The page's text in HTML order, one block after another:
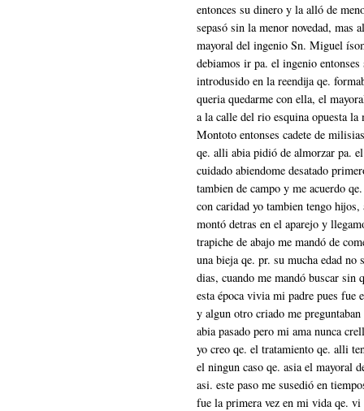
entonces su dinero y la alló de
sepasó sin la menor novedad, mas
mayoral del ingenio Sn. Miguel
debiamos ir pa. el ingenio entonses
introdusido en la reendija qe.
queria quedarme con ella, el
a la calle del rio esquina opuesta
Montoto entonses cadete de
qe. alli abia pidió de almorzar pa.
cuidado abiendome desatado
tambien de campo y me acuerdo
con caridad yo tambien tengo
montó detras en el aparejo y
trapiche de abajo me mandó de
una bieja qe. pr. su mucha edad no
dias, cuando me mandó buscar
esta época vivia mi padre pues fue
y algun otro criado me
abia pasado pero mi ama nunca
yo creo qe. el tratamiento qe. alli
el ningun caso qe. asia el mayoral
asi. este paso me susedió en
fue la primera vez en mi vida qe. vi